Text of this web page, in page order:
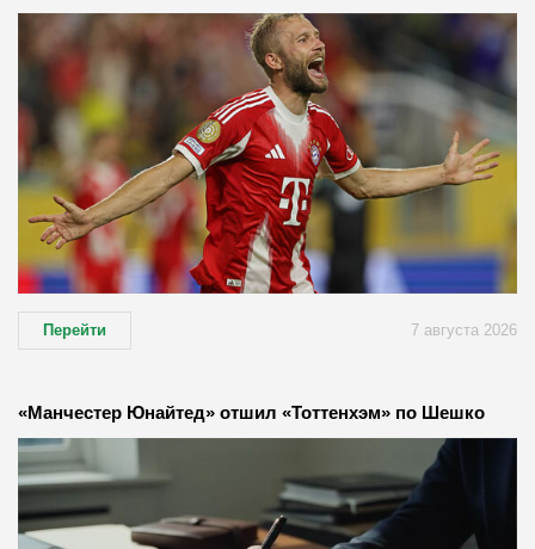
Перейти 7 августа 2026
«Манчестер Юнайтед» отшил «Тоттенхэм» по Шешко